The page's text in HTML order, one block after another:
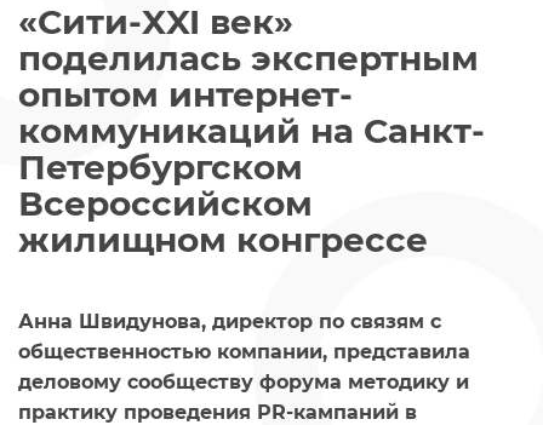
«Сити-XXI век»
поделилась экспертным
опытом интернет-
коммуникаций на Санкт-
Петербургском
Всероссийском
жилищном конгрессе
Анна Швидунова, директор по связям с
общественностью компании, представила
деловому сообществу форума методику и
практику проведения PR-кампаний в